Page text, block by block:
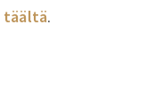
täältä.